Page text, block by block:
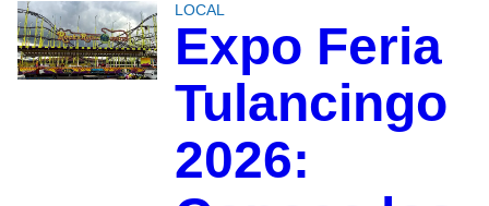
LOCAL
Expo Feria
Tulancingo
2026: